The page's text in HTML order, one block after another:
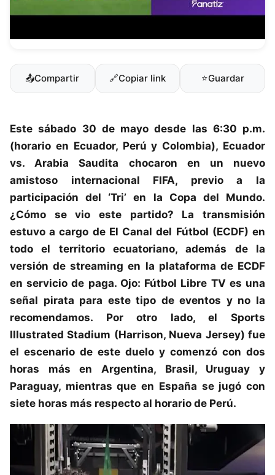
📤Compartir 🔗Copiar link ⭐Guardar
Este sábado 30 de mayo desde las 6:30 p.m.
(horario en Ecuador, Perú y Colombia), Ecuador
vs. Arabia Saudita chocaron en un nuevo
amistoso internacional FIFA, previo a la
participación del ‘Tri’ en la Copa del Mundo.
¿Cómo se vio este partido? La transmisión
estuvo a cargo de El Canal del Fútbol (ECDF) en
todo el territorio ecuatoriano, además de la
versión de streaming en la plataforma de ECDF
en servicio de paga. Ojo: Fútbol Libre TV es una
señal pirata para este tipo de eventos y no la
recomendamos. Por otro lado, el Sports
Illustrated Stadium (Harrison, Nueva Jersey) fue
el escenario de este duelo y comenzó con dos
horas más en Argentina, Brasil, Uruguay y
Paraguay, mientras que en España se jugó con
siete horas más respecto al horario de Perú.